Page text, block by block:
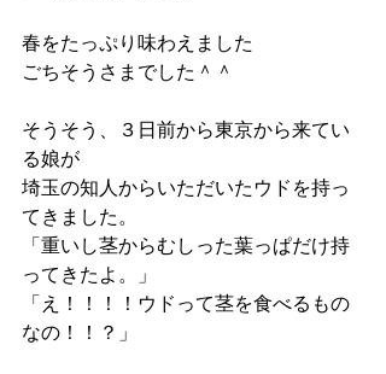
春をたっぷり味わえました
ごちそうさまでした＾＾
そうそう、３日前から東京から来てい
る娘が
埼玉の知人からいただいたウドを持っ
てきました。
「重いし茎からむしった葉っぱだけ持
ってきたよ。」
「え！！！！ウドって茎を食べるもの
なの！！？」